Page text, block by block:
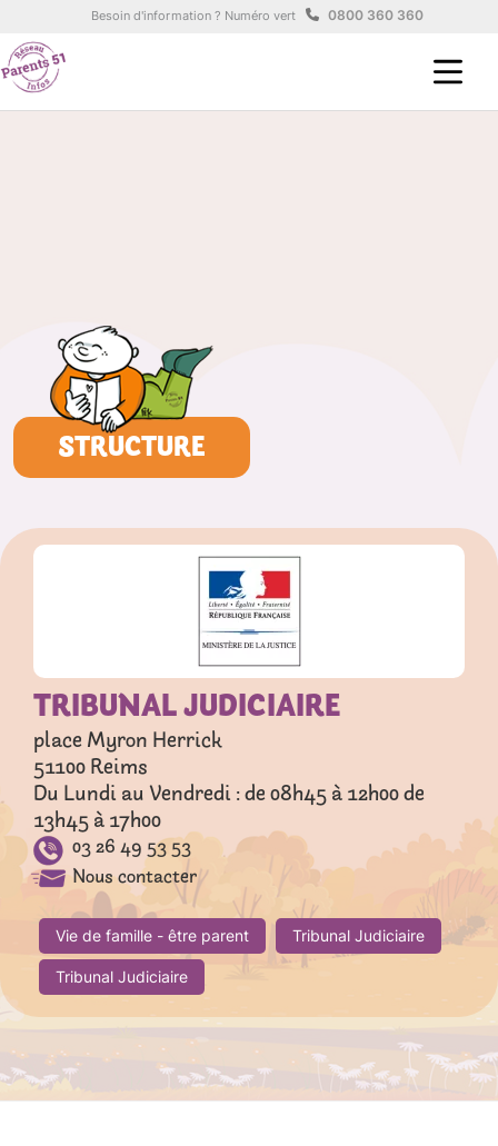
Aller au contenu principal
Besoin d'information ? Numéro vert 0800 360 360
STRUCTURE
TRIBUNAL JUDICIAIRE
place Myron Herrick
51100Reims
Du Lundi au Vendredi : de 08h45 à 12h00 de
13h45 à 17h00
03 26 49 53 53
Nous contacter
Vie de famille - être parent Tribunal Judiciaire
Tribunal Judiciaire
Panneau de gestion des cookies